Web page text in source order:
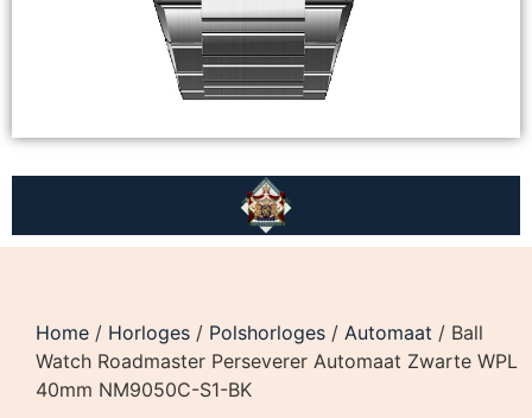
Home / Horloges / Polshorloges / Automaat / Ball
Watch Roadmaster Perseverer Automaat Zwarte WPL
40mm NM9050C-S1-BK